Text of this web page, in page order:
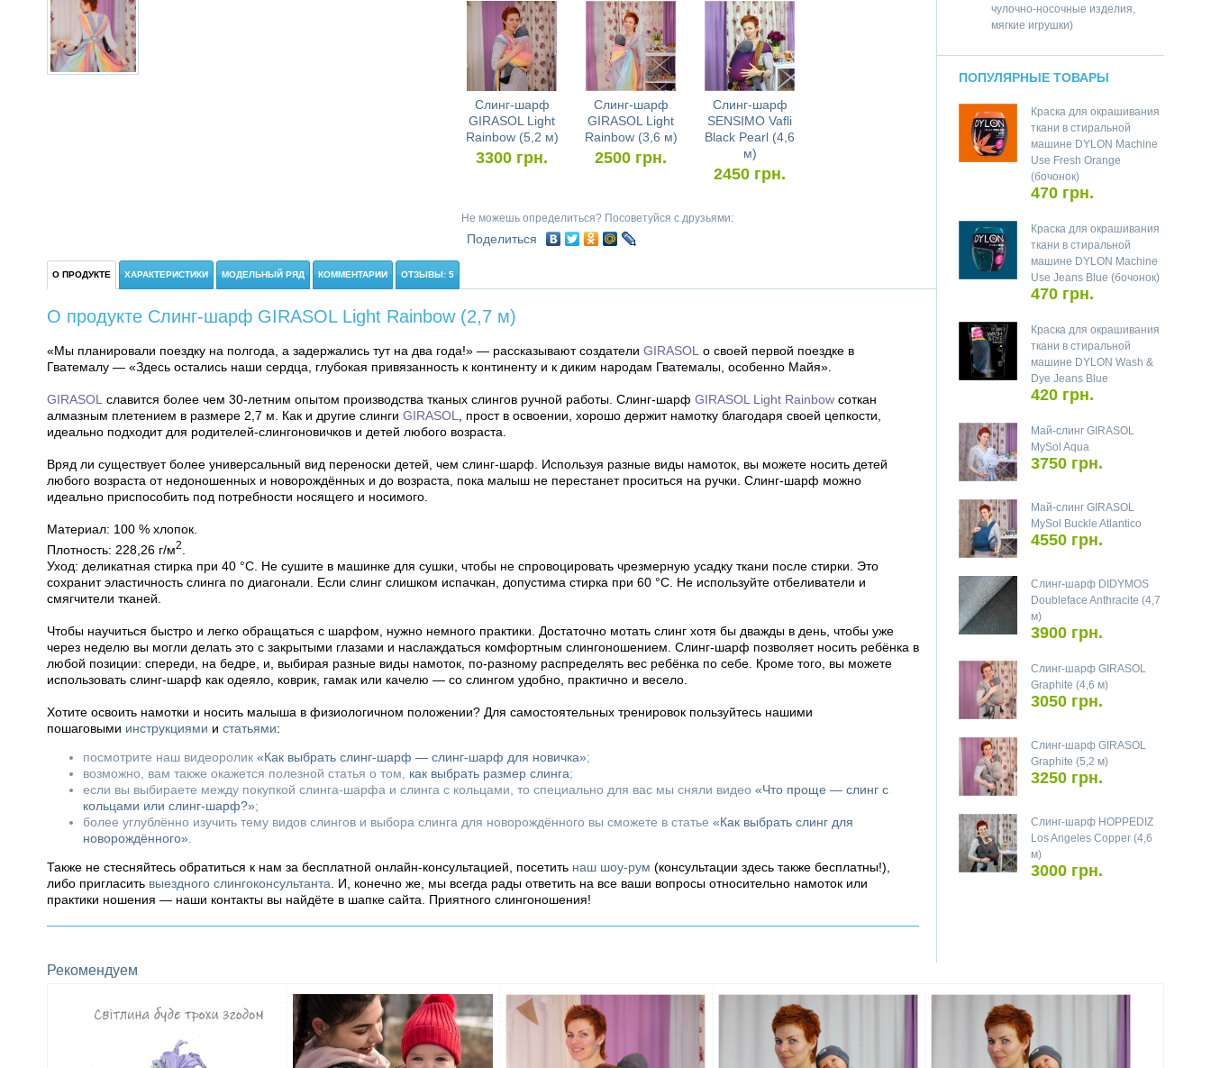
Слинг-шарф
GIRASOL Light
Rainbow (5,2 м)
3300 грн.
Слинг-шарф
GIRASOL Light
Rainbow (3,6 м)
2500 грн.
Слинг-шарф
SENSIMO Vafli
Black Pearl (4,6
м)
2450 грн.
Не можешь определиться? Посоветуйся с друзьями:
Поделиться
О ПРОДУКТЕ ХАРАКТЕРИСТИКИ МОДЕЛЬНЫЙ РЯД КОММЕНТАРИИ ОТЗЫВЫ: 5
О продукте Слинг-шарф GIRASOL Light Rainbow (2,7 м)
«Мы планировали поездку на полгода, а задержались тут на два года!» — рассказывают создатели GIRASOL о своей первой поездке в
Гватемалу — «Здесь остались наши сердца, глубокая привязанность к континенту и к диким народам Гватемалы, особенно Майя».
GIRASOL славится более чем 30-летним опытом производства тканых слингов ручной работы. Слинг-шарф GIRASOL Light Rainbow соткан
алмазным плетением в размере 2,7 м. Как и другие слинги GIRASOL
, прост в освоении, хорошо держит намотку благодаря своей цепкости,
идеально подходит для родителей-слингоновичков и детей любого возраста.
Вряд ли существует более универсальный вид переноски детей, чем слинг-шарф. Используя разные виды намоток, вы можете носить детей
любого возраста от недоношенных и новорождённых и до возраста, пока малыш не перестанет проситься на ручки. Слинг-шарф можно
идеально приспособить под потребности носящего и носимого.
Материал: 100 % хлопок.
Плотность: 228,26 г/м2
Уход: деликатная стирка при 40 °С. Не сушите в машинке для сушки, чтобы не спровоцировать чрезмерную усадку ткани после стирки. Это
сохранит эластичность слинга по диагонали. Если слинг слишком испачкан, допустима стирка при 60 °C. Не используйте отбеливатели и
смягчители тканей.
Чтобы научиться быстро и легко обращаться с шарфом, нужно немного практики. Достаточно мотать слинг хотя бы дважды в день, чтобы уже
через неделю вы могли делать это с закрытыми глазами и наслаждаться комфортным слингоношением. Слинг-шарф позволяет носить ребёнка в
любой позиции: спереди, на бедре, и, выбирая разные виды намоток, по-разному распределять вес ребёнка по себе. Кроме того, вы можете
использовать слинг-шарф как одеяло, коврик, гамак или качелю — со слингом удобно, практично и весело.
Хотите освоить намотки и носить малыша в физиологичном положении? Для самостоятельных тренировок пользуйтесь нашими
пошаговыми инструкциями и статьями:
посмотрите наш видеоролик «Как выбрать слинг-шарф — слинг-шарф для новичка»;
возможно, вам также окажется полезной статья о том, как выбрать размер слинга;
если вы выбираете между покупкой слинга-шарфа и слинга с кольцами, то специально для вас мы сняли видео «Что проще — слинг с
кольцами или слинг-шарф?»;
более углублённо изучить тему видов слингов и выбора слинга для новорождённого вы сможете в статье «Как выбрать слинг для
новорождённого»
Также не стесняйтесь обратиться к нам за бесплатной онлайн-консультацией, посетить наш шоу-рум (консультации здесь также бесплатны!),
либо пригласить выездного слингоконсультанта . И, конечно же, мы всегда рады ответить на все ваши вопросы относительно намоток или
практики ношения — наши контакты вы найдёте в шапке сайта. Приятного слингоношения!
чулочно-носочные изделия,
мягкие игрушки)
ПОПУЛЯРНЫЕ ТОВАРЫ
Краска для окрашивания
ткани в стиральной
машине DYLON Machine
Use Fresh Orange
(бочонок)
470 грн.
Краска для окрашивания
ткани в стиральной
машине DYLON Machine
Use Jeans Blue (бочонок)
470 грн.
Краска для окрашивания
ткани в стиральной
машине DYLON Wash &
Dye Jeans Blue
420 грн.
Май-слинг GIRASOL
MySol Aqua
3750 грн.
Май-слинг GIRASOL
MySol Buckle Atlantico
4550 грн.
Слинг-шарф DIDYMOS
Doubleface Anthracite (4,7
м)
3900 грн.
Слинг-шарф GIRASOL
Graphite (4,6 м)
3050 грн.
Слинг-шарф GIRASOL
Graphite (5,2 м)
3250 грн.
Слинг-шарф HOPPEDIZ
Los Angeles Copper (4,6
м)
3000 грн.
Рекомендуем